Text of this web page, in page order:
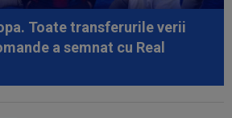
Toate transferurile verii
a semnat cu Real